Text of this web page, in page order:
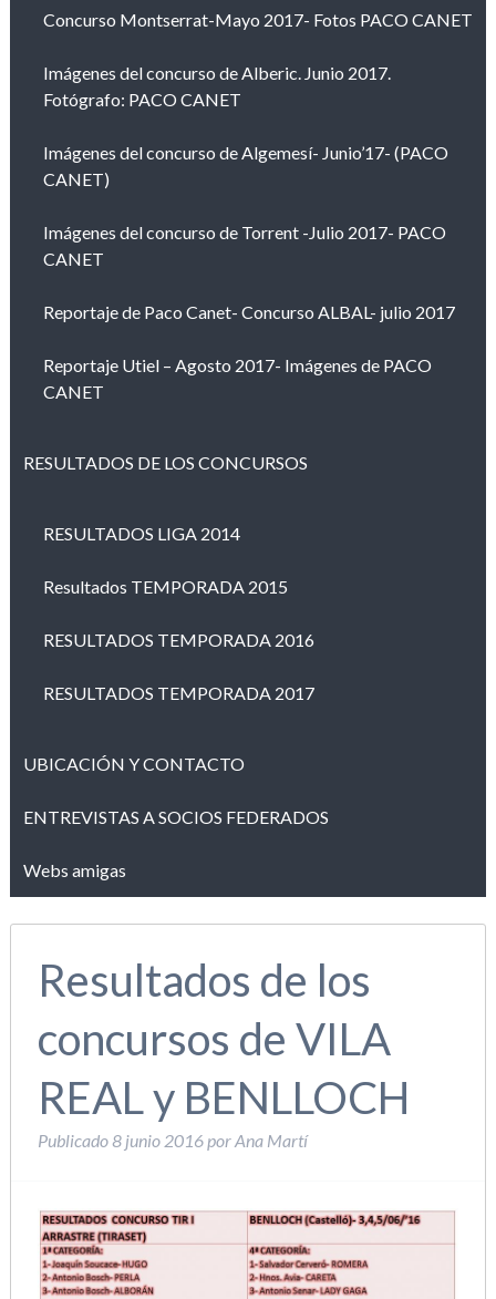
Concurso Montserrat-Mayo 2017- Fotos PACO CANET
Imágenes del concurso de Alberic. Junio 2017.
Fotógrafo: PACO CANET
Imágenes del concurso de Algemesí- Junio’17- (PACO
CANET)
Imágenes del concurso de Torrent -Julio 2017- PACO
CANET
Reportaje de Paco Canet- Concurso ALBAL- julio 2017
Reportaje Utiel – Agosto 2017- Imágenes de PACO
CANET
RESULTADOS DE LOS CONCURSOS
RESULTADOS LIGA 2014
Resultados TEMPORADA 2015
RESULTADOS TEMPORADA 2016
RESULTADOS TEMPORADA 2017
UBICACIÓN Y CONTACTO
ENTREVISTAS A SOCIOS FEDERADOS
Webs amigas
Resultados de los
concursos de VILA
REAL y BENLLOCH
Publicado8 junio 2016 porAna Martí